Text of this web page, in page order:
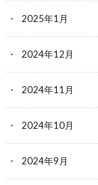
2025年1月
2024年12月
2024年11月
2024年10月
2024年9月